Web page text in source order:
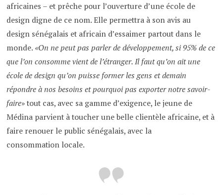
africaines – et prêche pour l’ouverture d’une école de
design digne de ce nom. Elle permettra à son avis au
design sénégalais et africain d’essaimer partout dans le
monde. «On ne peut pas parler de développement, si 95% de ce
que l’on consomme vient de l’étranger. Il faut qu’on ait une
école de design qu’on puisse former les gens et demain
répondre à nos besoins et pourquoi pas exporter notre savoir-
faire» tout cas, avec sa gamme d’exigence, le jeune de
Médina parvient à toucher une belle clientèle africaine, et à
faire renouer le public sénégalais, avec la
consommation locale.